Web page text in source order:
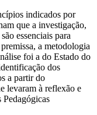
indicados por
que a investigação,
essenciais para
a metodologia
foi a do Estado do
dos
a partir do
levaram à reflexão e
Pedagógicas